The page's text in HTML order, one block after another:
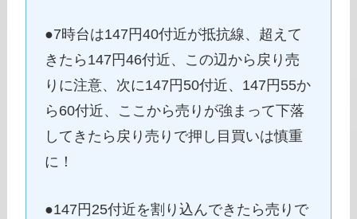
●7時台は147円40付近が抵抗線、超えて
きたら147円46付近、この辺から戻り売
りに注意、次に147円50付近、147円55か
ら60付近、ここから売りが強まって下落
してきたら戻り売りで押し目買いは慎重
に！
●147円25付近を割り込んできたら売りで